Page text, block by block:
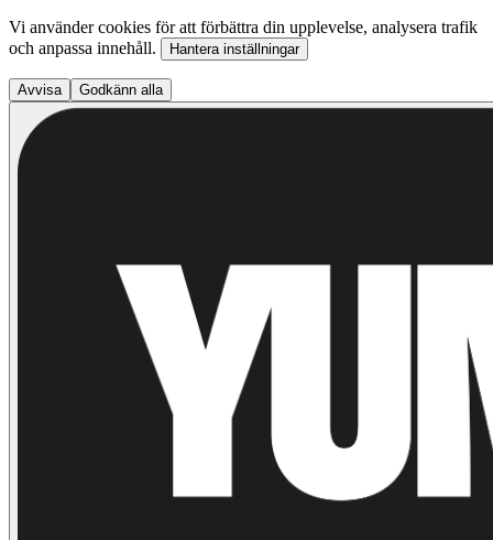
Vi använder cookies för att förbättra din upplevelse, analysera trafik
och anpassa innehåll.
Hantera inställningar
Avvisa Godkänn alla